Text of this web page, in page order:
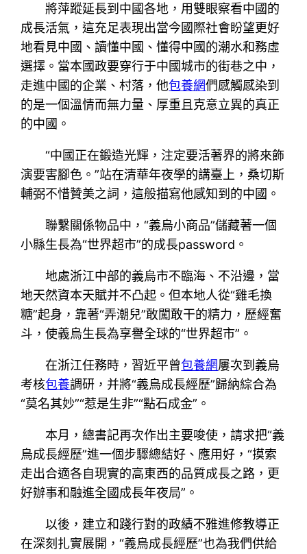
將萍蹤延長到中國各地，用雙眼察看中國的
成長活氣，這充足表現出當今國際社會盼望更好
地看見中國、讀懂中國、懂得中國的潮水和務虛
選擇。當本國政要穿行于中國城市的街巷之中，
走進中國的企業、村落，他包養網們感觸感染到
的是一個溫情而無力量、厚重且克意立異的真正
的中國。
“中國正在鍛造光輝，注定要活著界的將來飾
演要害腳色。”站在清華年夜學的講臺上，桑切斯
輔弼不惜贊美之詞，這般描寫他感知到的中國。
聯繫關係物品中，“義烏小商品”儲藏著一個
小縣生長為“世界超市”的成長password。
地處浙江中部的義烏市不臨海、不沿邊，當
地天然資本天賦并不凸起。但本地人從“雞毛換
糖”起身，靠著“弄潮兒”敢闖敢干的精力，歷經奮
斗，使義烏生長為享譽全球的“世界超市”。
在浙江任務時，習近平曾包養網屢次到義烏
考核包養調研，并將“義烏成長經歷”歸納綜合為
“莫名其妙”“惹是生非”“點石成金”。
本月，總書記再次作出主要唆使，請求把“義
烏成長經歷”進一個步驟總結好、應用好，“摸索
走出合適各自現實的高東西的品質成長之路，更
好辦事和融進全國成長年夜局”。
以後，建立和踐行對的政績不雅進修教導正
在深刻扎實展開，“義烏成長經歷”也為我們供給